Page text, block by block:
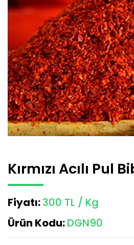
Kırmızı Acılı Pul
Fiyatı:300 TL / Kg
Ürün Kodu:DGN90